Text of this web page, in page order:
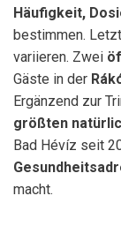
Häufigkeit,
bestimmen.
variieren. Zwei
Gäste in der
Ergänzend zur
größten
Bad Hévíz seit
macht.